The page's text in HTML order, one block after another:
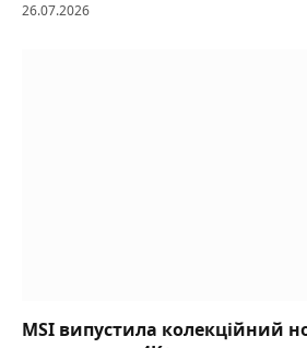
26.07.2026
MSI випустила колекційний